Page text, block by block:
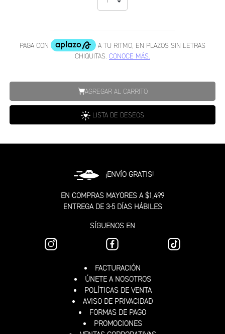
AGREGAR AL CARRITO
LISTA DE DESEOS
¡ENVÍO GRATIS!
EN COMPRAS MAYORES A $1,499
ENTREGA DE 3-5 DÍAS HÁBILES
SÍGUENOS EN
FACTURACIÓN
ÚNETE A NOSOTROS
POLÍTICAS DE VENTA
AVISO DE PRIVACIDAD
FORMAS DE PAGO
PROMOCIONES